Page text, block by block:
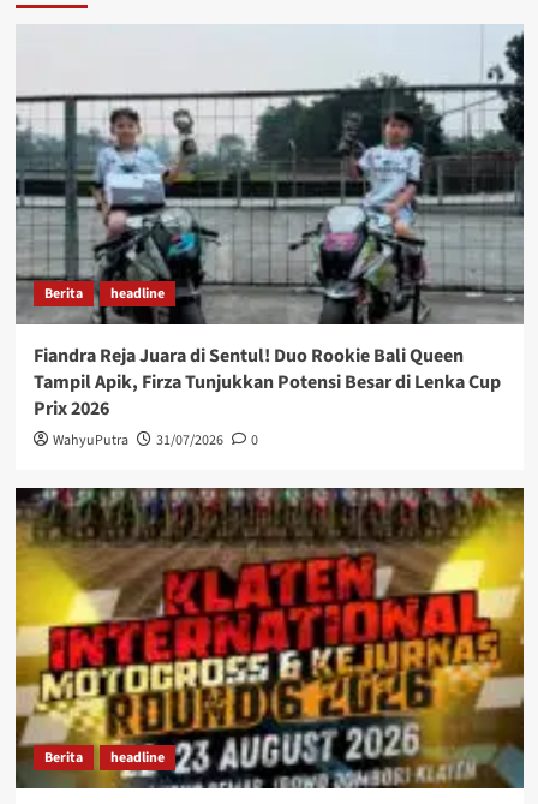
Berita headline
Fiandra Reja Juara di Sentul! Duo Rookie Bali Queen
Tampil Apik, Firza Tunjukkan Potensi Besar di Lenka Cup
Prix 2026
WahyuPutra 31/07/2026 0
Berita headline